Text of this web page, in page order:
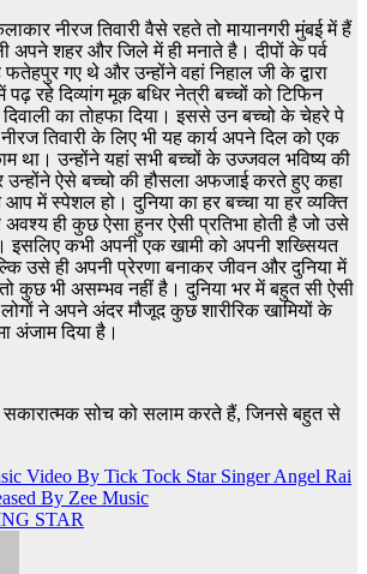
नीरज तिवारी वैसे रहते तो मायानगरी मुंबई में हैं
अपने शहर और जिले में ही मनाते है। दीपों के पर्व
गए थे और उन्होंने वहां निहाल जी के द्वारा
रहे दिव्यांग मूक बधिर नेत्री बच्चों को टिफिन
का तोहफा दिया। इससे उन बच्चो के चेहरे पे
तिवारी के लिए भी यह कार्य अपने दिल को एक
था। उन्होंने यहां सभी बच्चों के उज्जवल भविष्य की
उन्होंने ऐसे बच्चो की हौसला अफजाई करते हुए कहा
में स्पेशल हो। दुनिया का हर बच्चा या हर व्यक्ति
ही कुछ ऐसा हुनर ऐसी प्रतिभा होती है जो उसे
इसलिए कभी अपनी एक खामी को अपनी शख्सियत
उसे ही अपनी प्रेरणा बनाकर जीवन और दुनिया में
कुछ भी असम्भव नहीं है। दुनिया भर में बहुत सी ऐसी
ने अपने अंदर मौजूद कुछ शारीरिक खामियों के
अंजाम दिया है।
सकारात्मक सोच को सलाम करते हैं, जिनसे बहुत से
Video By Tick Tock Star Singer Angel Rai
By Zee Music
STAR